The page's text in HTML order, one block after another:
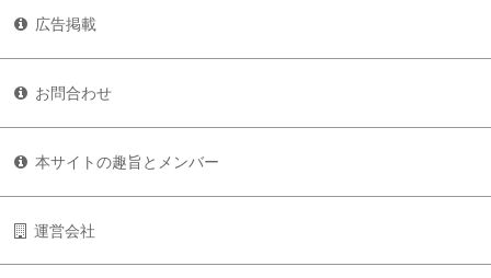
広告掲載
お問合わせ
本サイトの趣旨とメンバー
運営会社